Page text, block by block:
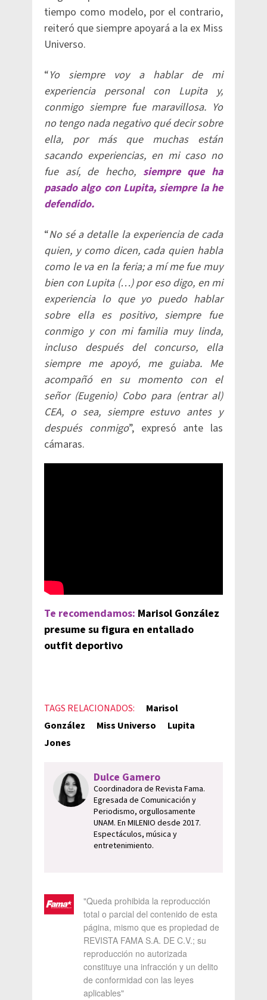
tiempo como modelo, por el contrario,
reiteró que siempre apoyará a la ex Miss
Universo.
“Yo siempre voy a hablar de mi
experiencia personal con Lupita y,
conmigo siempre fue maravillosa. Yo
no tengo nada negativo qué decir sobre
ella, por más que muchas están
sacando experiencias, en mi caso no
fue así, de hecho, siempre que ha
pasado algo con Lupita, siempre la he
defendido.
“No sé a detalle la experiencia de cada
quien, y como dicen, cada quien habla
como le va en la feria; a mí me fue muy
bien con Lupita (…) por eso digo, en mi
experiencia lo que yo puedo hablar
sobre ella es positivo, siempre fue
conmigo y con mi familia muy linda,
incluso después del concurso, ella
siempre me apoyó, me guiaba. Me
acompañó en su momento con el
señor (Eugenio) Cobo para (entrar al)
CEA, o sea, siempre estuvo antes y
después conmigo”, expresó ante las
cámaras.​
Te recomendamos: Marisol González
presume su figura en entallado
outfit deportivo
TAGS RELACIONADOS:
Marisol
González
Miss Universo
Lupita
Jones
Dulce Gamero
Coordinadora de Revista Fama.
Egresada de Comunicación y
Periodismo, orgullosamente
UNAM. En MILENIO desde 2017.
Espectáculos, música y
entretenimiento.
"Queda prohibida la reproducción
total o parcial del contenido de esta
página, mismo que es propiedad de
REVISTA FAMA S.A. DE C.V.; su
reproducción no autorizada
constituye una infracción y un delito
de conformidad con las leyes
aplicables"